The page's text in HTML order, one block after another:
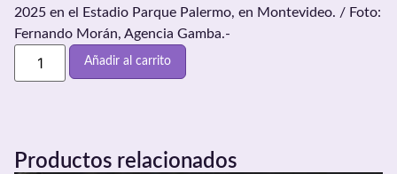
2025 en el Estadio Parque Palermo, en Montevideo. / Foto:
Fernando Morán, Agencia Gamba.-
Añadir al carrito
Productos relacionados